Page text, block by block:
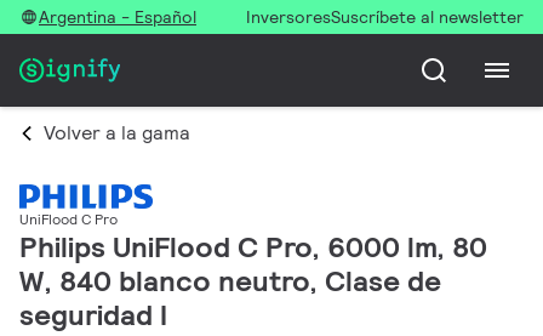
Argentina - Español InversoresSuscríbete al newsletter
Volver a la gama
UniFlood C Pro
Philips UniFlood C Pro, 6000 lm, 80
W, 840 blanco neutro, Clase de
seguridad I